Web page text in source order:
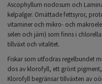
Ascophyllum nodosum och
kelpalger. Omättade fettsyror,
vitaminer och mikro- och
selen och järn) som finns i
tillväxt och vitalitet.
Fiskar som utfodras regelbundet
dos av klorofyll, ett grönt
Klorofyll begränsar tillväxten av